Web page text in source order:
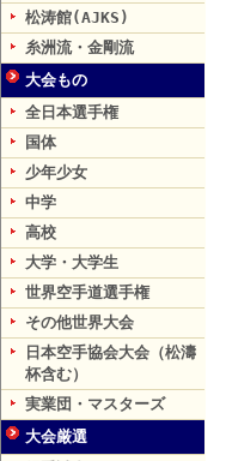
松涛館(AJKS)
糸洲流・金剛流
大会もの
全日本選手権
国体
少年少女
中学
高校
大学・大学生
世界空手道選手権
その他世界大会
日本空手協会大会（松濤
杯含む）
実業団・マスターズ
大会厳選